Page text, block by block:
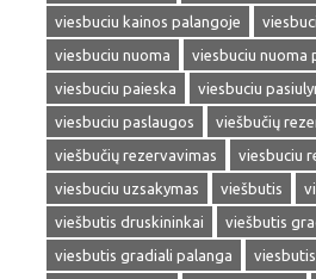
viesbuciu kainos palangoje
viesbuciu nuoma
viesbuciu nuoma
viesbuciu paieska
viesbuciu
viesbuciu paslaugos
viešbučių
viešbučių rezervavimas
viesbuciu
viesbuciu uzsakymas
viešbutis
viešbutis druskininkai
viešbutis
viesbutis gradiali palanga